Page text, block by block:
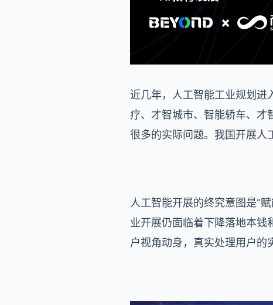
近几年，人工智能工业规划进
疗、才智城市、智能轿车、才
很多的实际问题。我国开展人
人工智能开展的终究意图是“
业开展仍面临着下降落地本钱
户视角动身，真实处理用户的